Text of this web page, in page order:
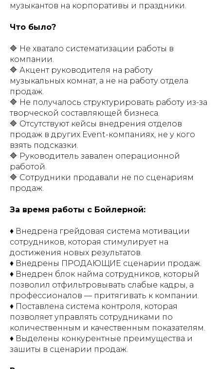
музыкантов на корпоративы и праздники.
Что было?
🔷 Не хватало систематизации работы в
компании.
🔷 Акцент руководителя на работу
музыкальных комнат, а не на работу отдела
продаж.
🔷 Не получалось структурировать работу из-за
творческой составляющей бизнеса.
🔷 Отсутствуют кейсы внедрения отделов
продаж в других Event-компаниях, не у кого
взять подсказки.
🔷 Руководитель завален операционной
работой.
🔷 Сотрудники продавали не по сценариям
продаж.
За время работы с Бойлерной:
♦️ Внедрена грейдовая система мотивации
сотрудников, которая стимулирует на
достижения новых результатов.
♦️ Внедрены ПРОДАЮЩИЕ сценарии продаж.
♦️ Внедрен блок найма сотрудников, который
позволил отфильтровывать слабые кадры, а
профессионалов — притягивать к компании.
♦️ Поставлена система контроля, которая
позволяет управлять сотрудниками по
количественным и качественным показателям.
♦️ Выделены конкурентные преимущества и
зашиты в сценарии продаж.